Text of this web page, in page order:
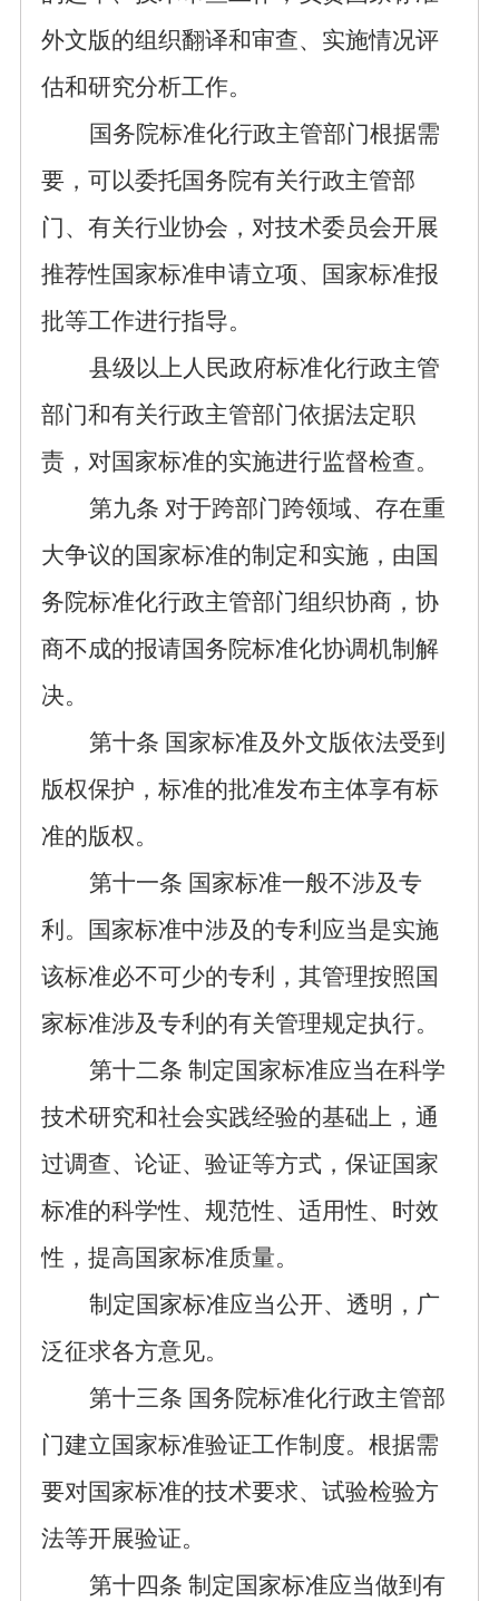
外文版的组织翻译和审查、实施情况评
估和研究分析工作。
国务院标准化行政主管部门根据需
要，可以委托国务院有关行政主管部
门、有关行业协会 ，对技术委员会开展
推荐性国家标准申请立项、国家标准报
批等工作进行指导。
县级以上人民政府标准化行政主管
部门和有关行政主管部门依据法定职
责，对国家标准的实施进行监督检查。
第九条 对于跨部门跨领域、 存在重
大争议的国家标准的制定和实施，由国
务院标准化行政主管部门组织协商，协
商不成的报请国务院标准化协调机制解
决。
第十条 国家标准及外文版依法受到
版权保护，标准的批准发布主体享有标
准的版权。
第十一条 国家标准一般不涉及专
利。
国家标准中涉及的专利应当是实施
该标准必不可少的专利，其管理按照国
家标准涉及专利的有关管理规定执行。
第十二条 制定国家标准应当在科学
技术研究和社会实践经验的基础上，通
过调查、论证、验证等方式，保证国家
标准的科学性、规范性、 适用性、时效
性，提高国家标准质量。
制定国家标准应当公开、透明，广
泛征求各方意见。
第十三条 国务院标准化行政主管部
门建立国家标准验证工作制度。根据需
要对国家标准的技术要求、试验检验方
法等开展验证。
第十四条 制定国家标准应当做到有